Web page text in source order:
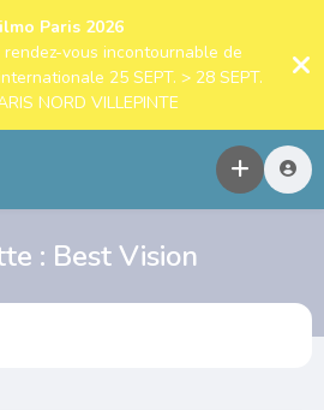
Paris 2026
rendez-vous incontournable de
25 SEPT. > 28 SEPT.
NORD VILLEPINTE
: Best Vision